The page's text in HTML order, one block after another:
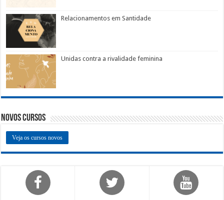
Relacionamentos em Santidade
Unidas contra a rivalidade feminina
Novos Cursos
Veja os cursos novos